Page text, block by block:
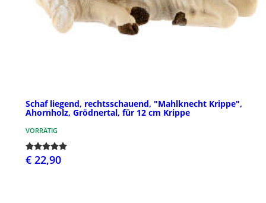
Schaf liegend, rechtsschauend, "Mahlknecht Krippe",
Ahornholz, Grödnertal, für 12 cm Krippe
VORRÄTIG
€ 22,90